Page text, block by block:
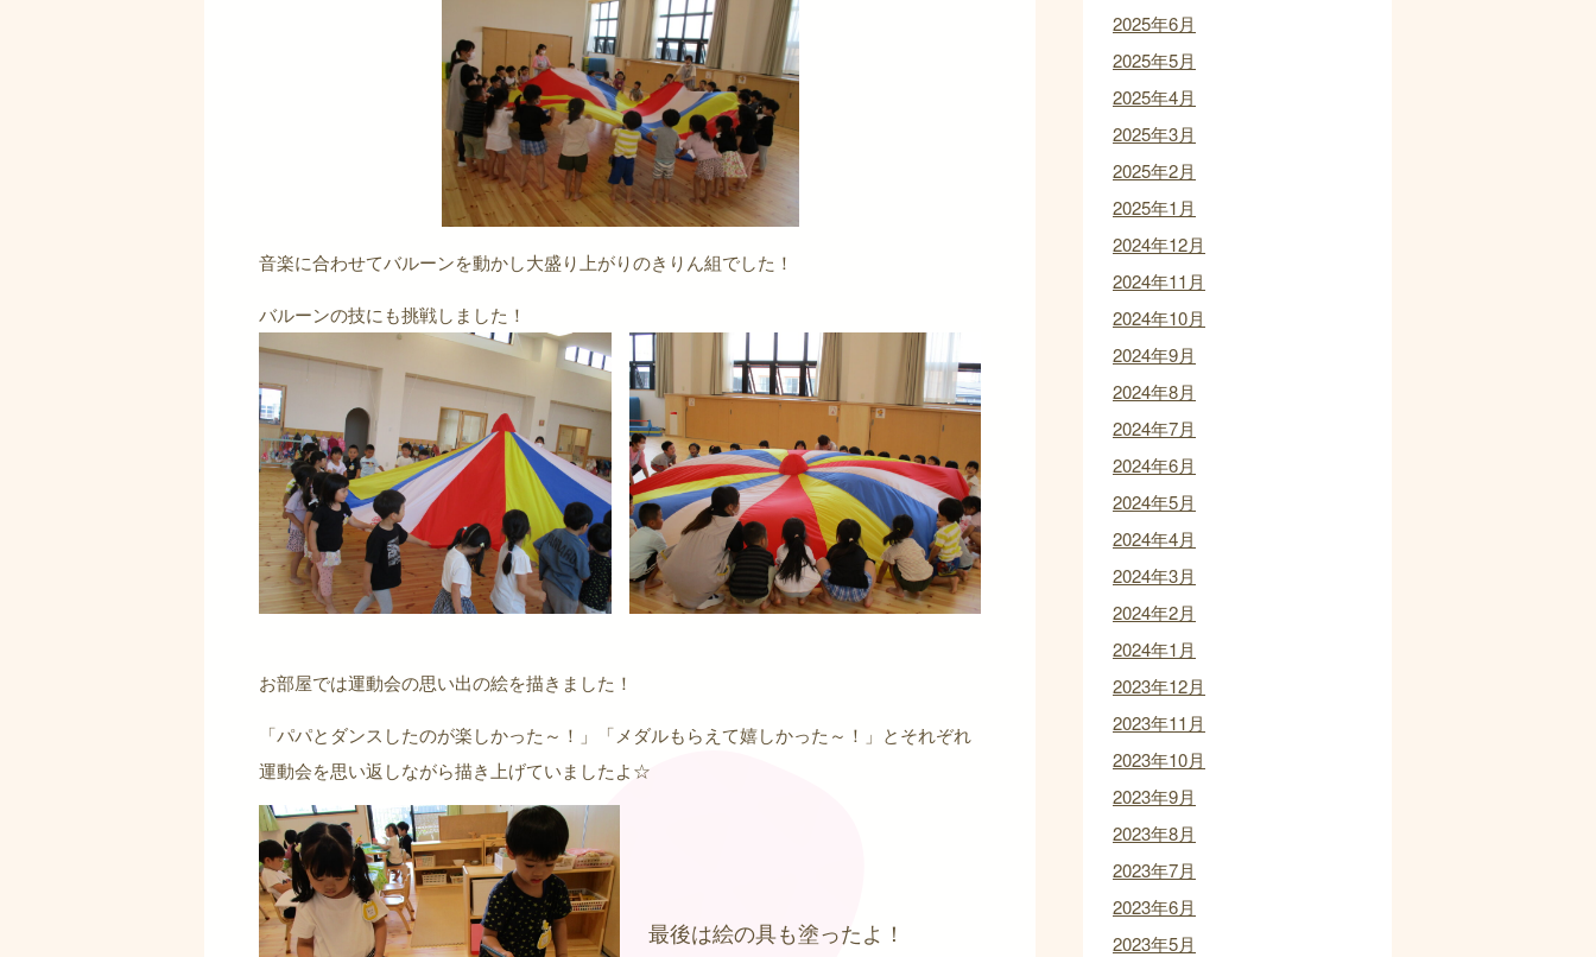
音楽に合わせてバルーンを動かし大盛り上がりのきりん組でした！
バルーンの技にも挑戦しました！
お部屋では運動会の思い出の絵を描きました！
「パパとダンスしたのが楽しかった～！」「メダルもらえて嬉しかった～！」とそれぞれ
運動会を思い返しながら描き上げていましたよ☆
最後は絵の具も塗ったよ！
2025年6月
2025年5月
2025年4月
2025年3月
2025年2月
2025年1月
2024年12月
2024年11月
2024年10月
2024年9月
2024年8月
2024年7月
2024年6月
2024年5月
2024年4月
2024年3月
2024年2月
2024年1月
2023年12月
2023年11月
2023年10月
2023年9月
2023年8月
2023年7月
2023年6月
2023年5月